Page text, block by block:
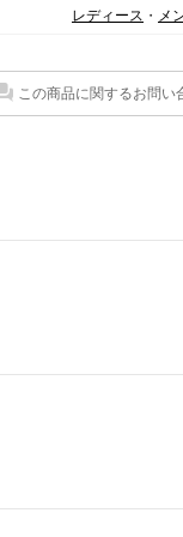
レディース ・ メ
この商品に関するお問い